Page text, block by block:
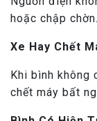
hoặc chập chờn.
Xe Hay Chết
Khi bình không
chết máy bất